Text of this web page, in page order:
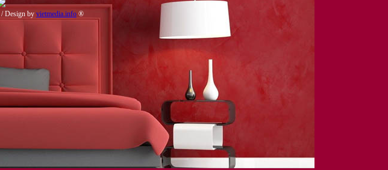
/ Design by vietmedia.info ®